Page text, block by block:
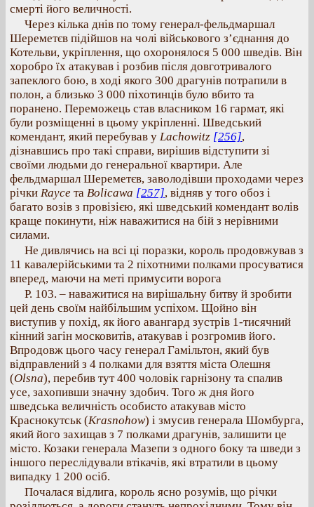
смерті його величності.
Через кілька днів по тому генерал-фельдмаршал
Шереметєв підійшов на чолі військового з’єднання до
Котельви, укріплення, що охоронялося 5 000 шведів. Він
хоробро їх атакував і розбив після довготривалого
запеклого бою, в ході якого 300 драгунів потрапили в
полон, а близько 3 000 піхотинців було вбито та
поранено. Переможець став власником 16 гармат, які
були розміщенні в цьому укріпленні. Шведський
комендант, який перебував у Lachowitz [256],
дізнавшись про такі справи, вирішив відступити зі
своїми людьми до генеральної квартири. Але
фельдмаршал Шереметєв, заволодівши проходами через
річки Rayce та Bolicawa [257], відняв у того обоз і
багато возів з провізією, які шведський комендант волів
краще покинути, ніж наважитися на бій з нерівними
силами.
Не дивлячись на всі ці поразки, король продовжував з
11 кавалерійськими та 2 піхотними полками просуватися
вперед, маючи на меті примусити ворога
Р. 103. – наважитися на вирішальну битву й зробити
цей день своїм найбільшим успіхом. Щойно він
виступив у похід, як його авангард зустрів 1-тисячний
кінний загін московитів, атакував і розгромив його.
Впродовж цього часу генерал Гамільтон, який був
відправлений з 4 полками для взяття міста Олешня
(Olsna), перебив тут 400 чоловік гарнізону та спалив
усе, захопивши значну здобич. Того ж дня його
шведська величність особисто атакував місто
Краснокутськ (Krasnohow) і змусив генерала Шомбурга,
який його захищав з 7 полками драгунів, залишити це
місто. Козаки генерала Мазепи з одного боку та шведи з
іншого переслідували втікачів, які втратили в цьому
випадку 1 200 осіб.
Почалася відлига, король ясно розумів, що річки